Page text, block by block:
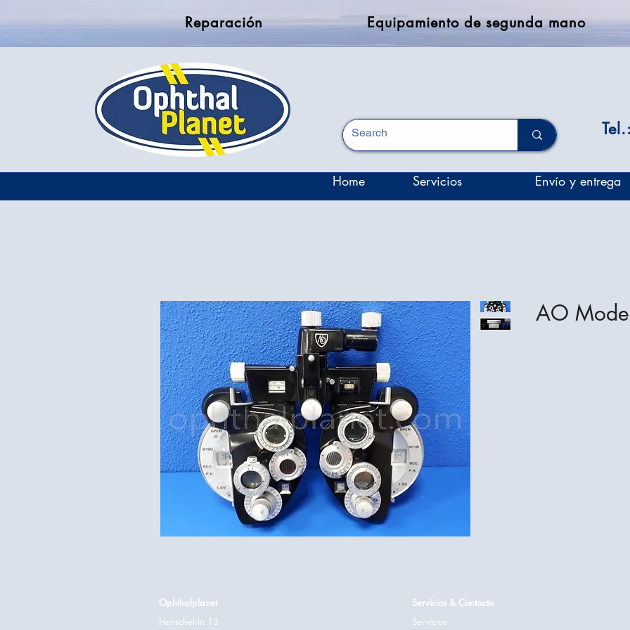
Reparación Equipamiento de segunda mano
Home Servicios Envío y entrega
AO
Ophthalplanet
Henschelrin 13
Servicios & Contacto
Servicios